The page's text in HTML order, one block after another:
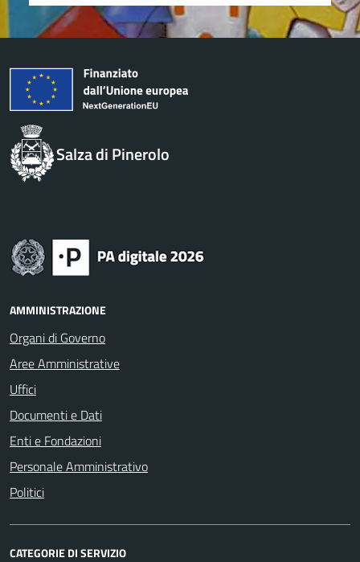
Salza di Pinerolo
AMMINISTRAZIONE
Organi di Governo
Aree Amministrative
Uffici
Documenti e Dati
Enti e Fondazioni
Personale Amministrativo
Politici
CATEGORIE DI SERVIZIO